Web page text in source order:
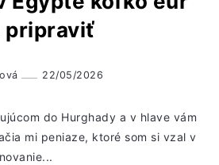
pripraviť
22/05/2026
do Hurghady a v hlave vám
mi peniaze, ktoré som si vzal v